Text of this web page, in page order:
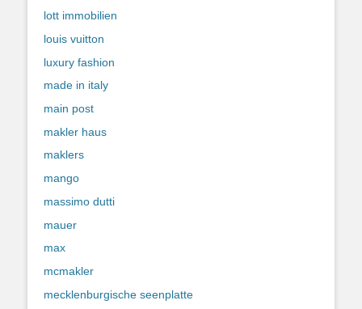
lott immobilien
louis vuitton
luxury fashion
made in italy
main post
makler haus
maklers
mango
massimo dutti
mauer
max
mcmakler
mecklenburgische seenplatte